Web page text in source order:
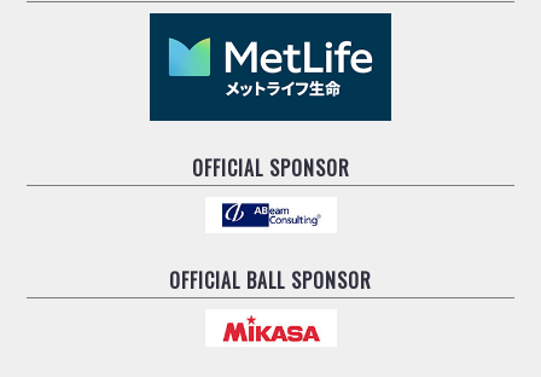
OFFICIAL SPONSOR
OFFICIAL BALL SPONSOR